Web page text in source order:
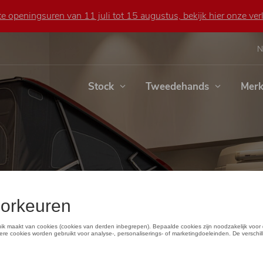
openingsuren van 11 juli tot 15 augustus, bekijk hier onze
Stock Tweedehands